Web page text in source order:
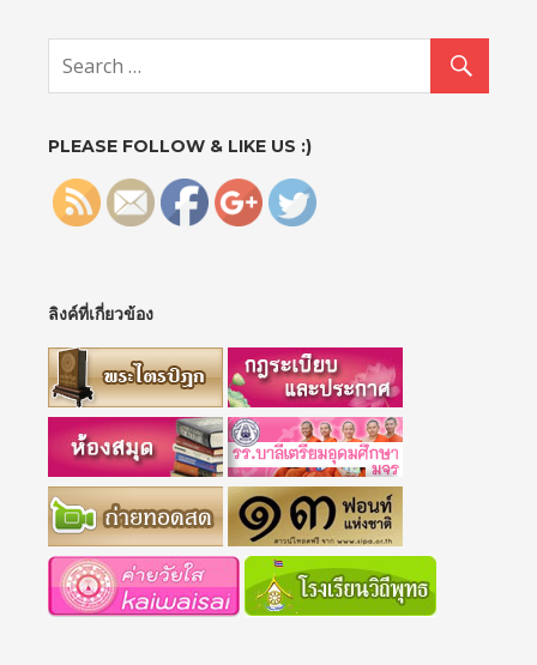
PLEASE FOLLOW & LIKE US :)
ac.th/?
nt_id=136
3">
ลิงค์ที่เกี่ยวข้อง